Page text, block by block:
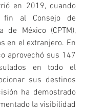
en 2019, cuando
fin al Consejo de
de México (CPTM),
en el extranjero. En
aprovechó sus 147
en todo el
sus destinos
ha demostrado
la visibilidad